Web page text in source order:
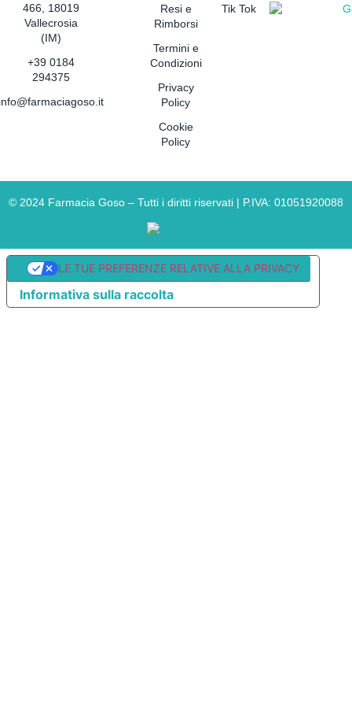
466, 18019
Vallecrosia
(IM)
+39 0184
294375
Resi e
Rimborsi
Termini e
Condizioni
Privacy
Policy
Cookie
Policy
Tik Tok
© 2024 Farmacia Goso – Tutti i diritti riservati | P.IVA: 01051920088
Informativa sulla raccolta
LE TUE PREFERENZE RELATIVE ALLA PRIVACY